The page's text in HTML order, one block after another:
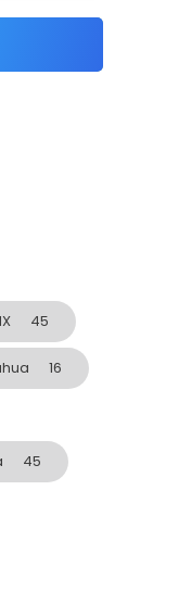
45
16
45